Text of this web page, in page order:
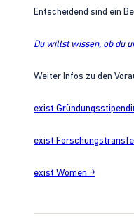
Entscheidend sind ein
Du willst wissen, ob du
Weiter Infos zu den
exist
exist
exist Women →